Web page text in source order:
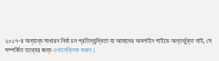
২০১৭-র অন্যান্য সাধারন নির্বা চন প্রতিদ্বন্দ্বিতা যা আমাদের অনলাইন গাইডে অন্তর্ভুক্ত নাই, সে
সম্পর্কিত তথ্যের জন্যএখানেক্লিক করুন।